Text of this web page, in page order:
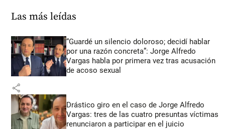
Las más leídas
“Guardé un silencio doloroso; decidí hablar
por una razón concreta”: Jorge Alfredo
Vargas habla por primera vez tras acusación
de acoso sexual
share
Drástico giro en el caso de Jorge Alfredo
Vargas: tres de las cuatro presuntas víctimas
renunciaron a participar en el juicio